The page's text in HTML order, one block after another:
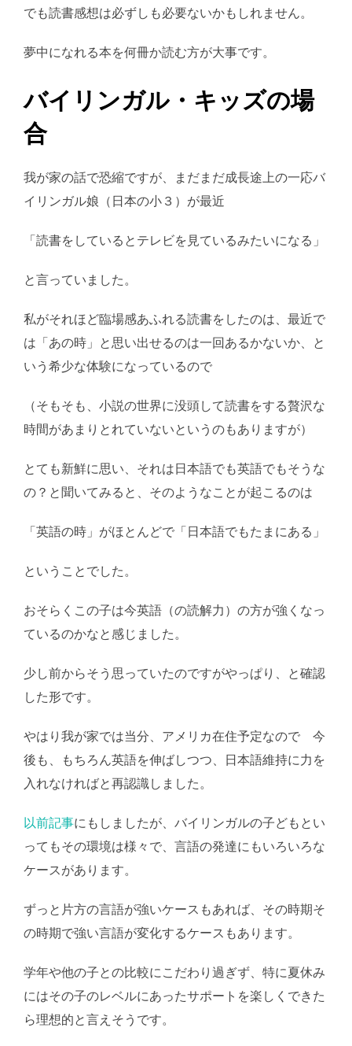
でも読書感想は必ずしも必要ないかもしれません。
夢中になれる本を何冊か読む方が大事です。
バイリンガル・キッズの場
合
我が家の話で恐縮ですが、まだまだ成長途上の一応バ
イリンガル娘（日本の小３）が最近
「読書をしているとテレビを見ているみたいになる」
と言っていました。
私がそれほど臨場感あふれる読書をしたのは、最近で
は「あの時」と思い出せるのは一回あるかないか、と
いう希少な体験になっているので
（そもそも、小説の世界に没頭して読書をする贅沢な
時間があまりとれていないというのもありますが）
とても新鮮に思い、それは日本語でも英語でもそうな
の？と聞いてみると、そのようなことが起こるのは
「英語の時」がほとんどで「日本語でもたまにある」
ということでした。
おそらくこの子は今英語（の読解力）の方が強くなっ
ているのかなと感じました。
少し前からそう思っていたのですがやっぱり、と確認
した形です。
やはり我が家では当分、アメリカ在住予定なので 今
後も、もちろん英語を伸ばしつつ、日本語維持に力を
入れなければと再認識しました。
以前記事にもしましたが、バイリンガルの子どもとい
ってもその環境は様々で、言語の発達にもいろいろな
ケースがあります。
ずっと片方の言語が強いケースもあれば、その時期そ
の時期で強い言語が変化するケースもあります。
学年や他の子との比較にこだわり過ぎず、特に夏休み
にはその子のレベルにあったサポートを楽しくできた
ら理想的と言えそうです。